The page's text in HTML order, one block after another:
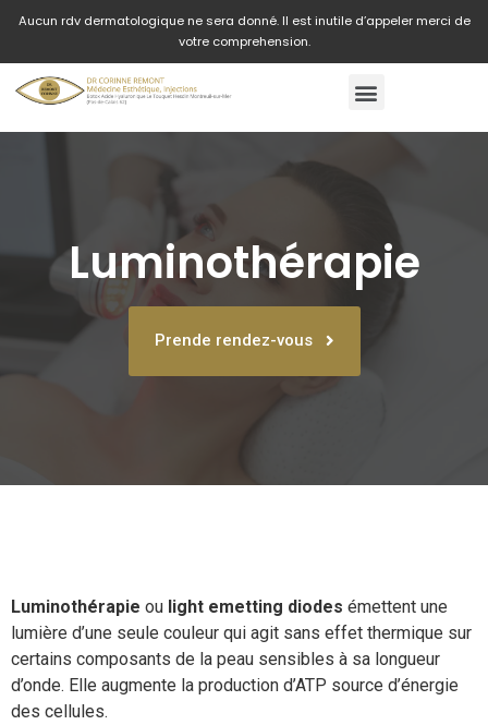
Aucun rdv dermatologique ne sera donné. Il est inutile d’appeler merci de
votre comprehension.
Luminothérapie
Prende rendez-vous
Luminothérapie ou light emetting diodes émettent une
lumière d’une seule couleur qui agit sans effet thermique sur
certains composants de la peau sensibles à sa longueur
d’onde. Elle augmente la production d’ATP source d’énergie
des cellules.